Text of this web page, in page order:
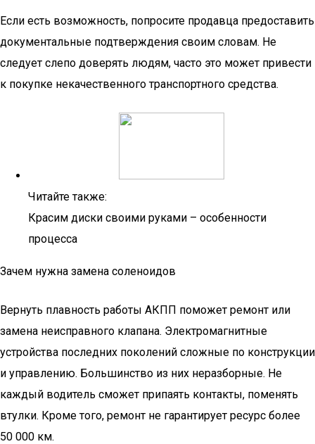
Если есть возможность, попросите продавца предоставить
документальные подтверждения своим словам. Не
следует слепо доверять людям, часто это может привести
к покупке некачественного транспортного средства.
Читайте также:
Красим диски своими руками – особенности
процесса
Зачем нужна замена соленоидов
Вернуть плавность работы АКПП поможет ремонт или
замена неисправного клапана. Электромагнитные
устройства последних поколений сложные по конструкции
и управлению. Большинство из них неразборные. Не
каждый водитель сможет припаять контакты, поменять
втулки. Кроме того, ремонт не гарантирует ресурс более
50 000 км.